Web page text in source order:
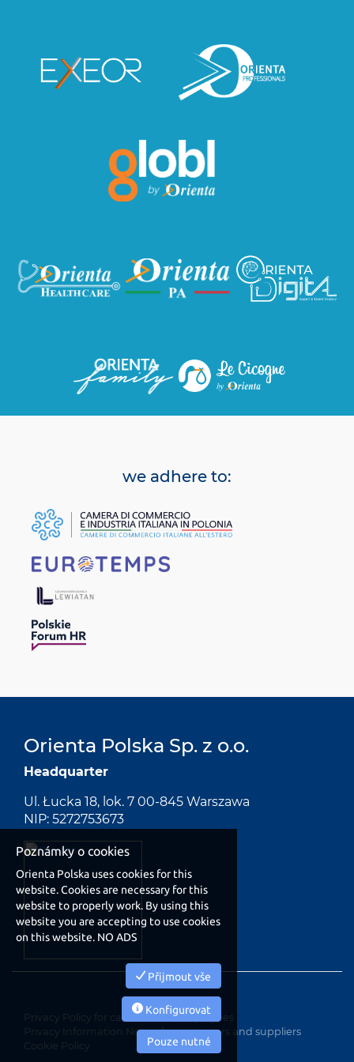
we adhere to:
Orienta Polska Sp. z o.o.
Headquarter
Ul. Łucka 18, lok. 7 00-845 Warszawa
NIP: 5272753673
Privacy Policy for candidates e employees
Privacy Information Notice for customers and suppliers
Cookie Policy
Poznámky o cookies
Orienta Polska uses cookies for this
website. Cookies are necessary for this
website to properly work. By using this
website you are accepting to use cookies
on this website. NO ADS
Přijmout vše
Konfigurovat
Pouze nutné